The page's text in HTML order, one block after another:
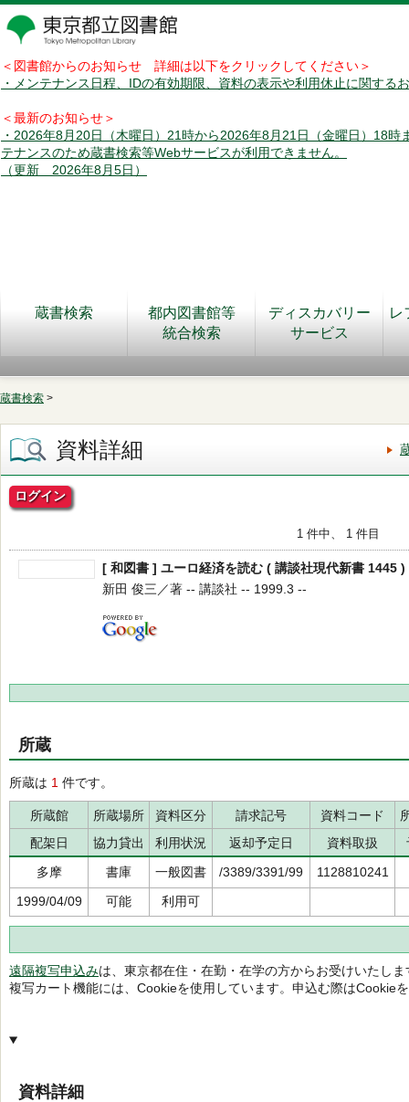
＜図書館からのお知らせ 詳細は以下をクリックしてください＞
・メンテナンス日程、IDの有効期限、資料の表示や利用休止に関する
＜最新のお知らせ＞
・2026年8月20日（木曜日）21時から2026年8月21日（金曜日）18時
テナンスのため蔵書検索等Webサービスが利用できません。
（更新 2026年8月5日）
蔵書検索
都内図書館等
統合検索
ディスカバリー
サービス
レ
蔵書検索 >
資料詳細
ログイン
1 件中、 1 件目
[ 和図書 ] ユーロ経済を読む ( 講談社現代新書 1445 )
新田 俊三／著 -- 講談社 -- 1999.3 --
所蔵
所蔵は 1 件です。
所蔵館 所蔵場所 資料区分 請求記号 資料コード
配架日
協力貸出 利用状況 返却予定日 資料取扱
多摩
書庫 一般図書 /3389/3391/99
1128810241
1999/04/09
可能 利用可
遠隔複写申込みは、東京都在住・在勤・在学の方からお受けいたしま
複写カート機能には、Cookieを使用しています。申込む際はCookie
資料詳細